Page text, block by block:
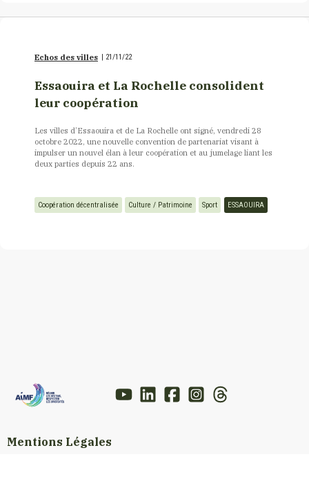
Echos des villes | 21/11/22
Essaouira et La Rochelle consolident
leur coopération
Les villes d’Essaouira et de La Rochelle ont signé, vendredi 28
octobre 2022, une nouvelle convention de partenariat visant à
impulser un nouvel élan à leur coopération et au jumelage liant les
deux parties depuis 22 ans.
Coopération décentralisée Culture / Patrimoine Sport ESSAOUIRA
Mentions Légales